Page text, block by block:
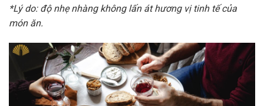
*Lý do: độ nhẹ nhàng không lấn át hương vị tinh tế của
món ăn.